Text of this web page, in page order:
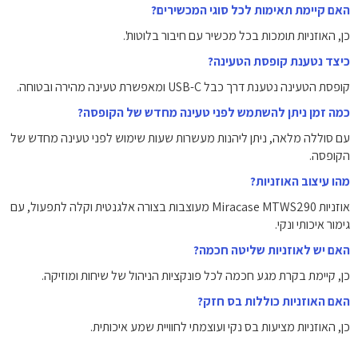
האם קיימת תאימות לכל סוגי המכשירים?
כן, האוזניות תומכות בכל מכשיר עם חיבור בלוטות'.
כיצד נטענת קופסת הטעינה?
קופסת הטעינה נטענת דרך כבל USB-C ומאפשרת טעינה מהירה ובטוחה.
כמה זמן ניתן להשתמש לפני טעינה מחדש של הקופסה?
עם סוללה מלאה, ניתן ליהנות מעשרות שעות שימוש לפני טעינה מחדש של
הקופסה.
מהו עיצוב האוזניות?
אוזניות Miracase MTWS290 מעוצבות בצורה אלגנטית וקלה לתפעול, עם
גימור איכותי ונקי.
האם יש לאוזניות שליטה חכמה?
כן, קיימת בקרת מגע חכמה לכל פונקציות הניהול של שיחות ומוזיקה.
האם האוזניות כוללות בס חזק?
כן, האוזניות מציעות בס נקי ועוצמתי לחוויית שמע איכותית.